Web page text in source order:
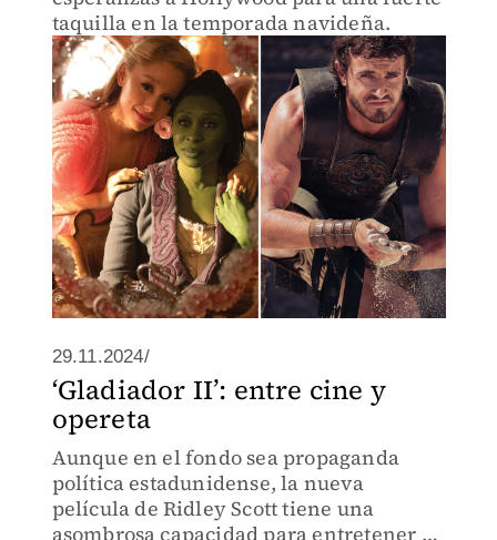
taquilla en la temporada navideña.
29.11.2024/
‘Gladiador II’: entre cine y
opereta
Aunque en el fondo sea propaganda
política estadunidense, la nueva
película de Ridley Scott tiene una
asombrosa capacidad para entretener a